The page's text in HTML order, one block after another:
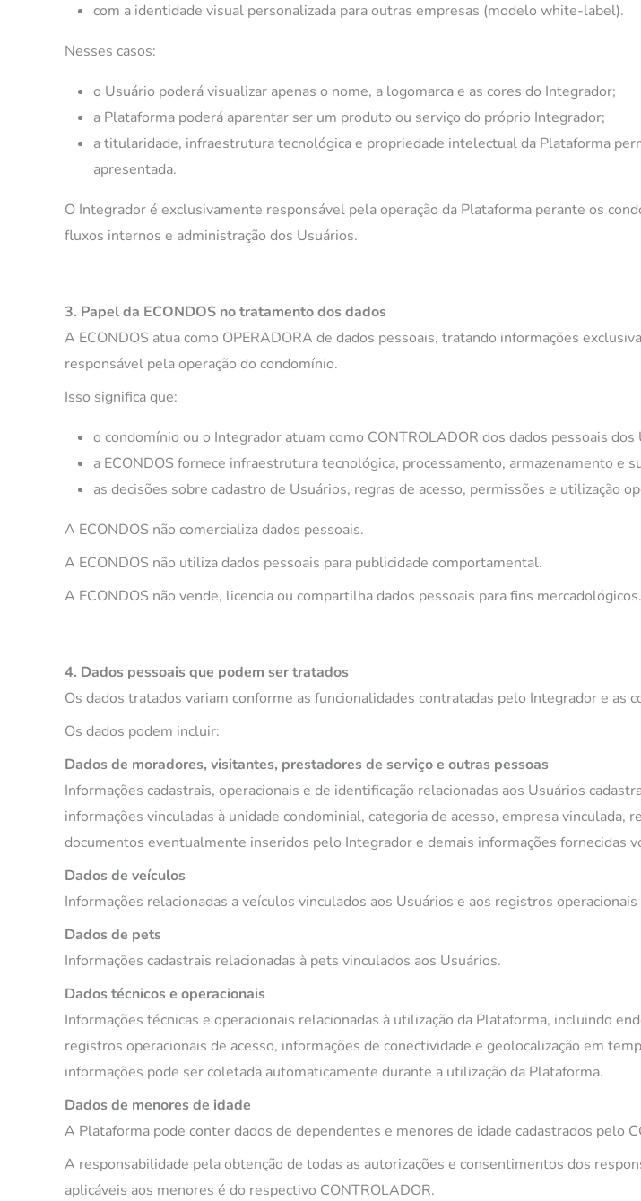
com a identidade visual personalizada para outras empresas (modelo white-label).
Nesses casos:
o Usuário poderá visualizar apenas o nome, a logomarca e as cores do Integrador;
a Plataforma poderá aparentar ser um produto ou serviço do próprio Integrador;
a titularidade, infraestrutura tecnológica e propriedade intelectual da Plataforma
apresentada.
O Integrador é exclusivamente responsável pela operação da Plataforma perante os
fluxos internos e administração dos Usuários.
3. Papel da ECONDOS no tratamento dos dados
A ECONDOS atua como OPERADORA de dados pessoais, tratando informações
responsável pela operação do condomínio.
Isso significa que:
o condomínio ou o Integrador atuam como CONTROLADOR dos dados pessoais dos
a ECONDOS fornece infraestrutura tecnológica, processamento, armazenamento e
as decisões sobre cadastro de Usuários, regras de acesso, permissões e utilização
A ECONDOS não comercializa dados pessoais.
A ECONDOS não utiliza dados pessoais para publicidade comportamental.
A ECONDOS não vende, licencia ou compartilha dados pessoais para fins mercadológicos.
4. Dados pessoais que podem ser tratados
Os dados tratados variam conforme as funcionalidades contratadas pelo Integrador e as
Os dados podem incluir:
Dados de moradores, visitantes, prestadores de serviço e outras pessoas
Informações cadastrais, operacionais e de identificação relacionadas aos Usuários
informações vinculadas à unidade condominial, categoria de acesso, empresa
documentos eventualmente inseridos pelo Integrador e demais informações fornecidas
Dados de veículos
Informações relacionadas a veículos vinculados aos Usuários e aos registros
Dados de pets
Informações cadastrais relacionadas à pets vinculados aos Usuários.
Dados técnicos e operacionais
Informações técnicas e operacionais relacionadas à utilização da Plataforma, incluindo
registros operacionais de acesso, informações de conectividade e geolocalização em
informações pode ser coletada automaticamente durante a utilização da Plataforma.
Dados de menores de idade
A Plataforma pode conter dados de dependentes e menores de idade cadastrados pelo
A responsabilidade pela obtenção de todas as autorizações e consentimentos dos
aplicáveis aos menores é do respectivo CONTROLADOR.